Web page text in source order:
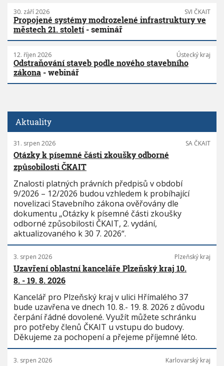
30. září 2026 SVI ČKAIT
Propojené systémy modrozelené infrastruktury ve
městech 21. století- seminář
12. říjen 2026 Ústecký kraj
Odstraňování staveb podle nového stavebního
zákona - webinář
Aktuality
31. srpen 2026 SA ČKAIT
Otázky k písemné části zkoušky odborné
způsobilosti ČKAIT
Znalosti platných právních předpisů v období
9/2026 – 12/2026 budou vzhledem k probíhající
novelizaci Stavebního zákona ověřovány dle
dokumentu „Otázky k písemné části zkoušky
odborné způsobilosti ČKAIT, 2. vydání,
aktualizovaného k 30 7. 2026“.
3. srpen 2026 Plzeňský kraj
Uzavření oblastní kanceláře Plzeňský kraj 10.
8. - 19. 8. 2026
Kancelář pro Plzeňský kraj v ulici Hřímalého 37
bude uzavřena ve dnech 10. 8.- 19. 8. 2026 z důvodu
čerpání řádné dovolené. Využít můžete schránku
pro potřeby členů ČKAIT u vstupu do budovy.
Děkujeme za pochopení a přejeme příjemné léto.
3. srpen 2026 Karlovarský kraj